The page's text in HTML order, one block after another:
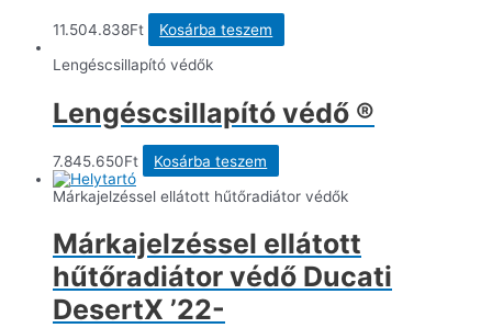
11.504.838Ft
Kosárba teszem
Lengéscsillapító védők
Lengéscsillapító védő ®
7.845.650Ft
Kosárba teszem
Márkajelzéssel ellátott hűtőradiátor védők
Márkajelzéssel ellátott
hűtőradiátor védő Ducati
DesertX ’22-